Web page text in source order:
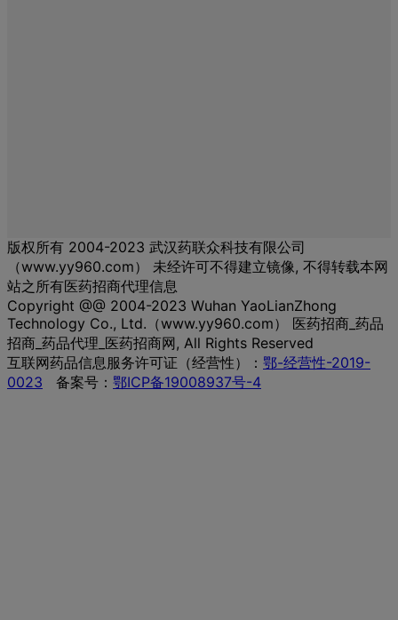
版权所有 2004-2023 武汉药联众科技有限公司
（www.yy960.com） 未经许可不得建立镜像, 不得转载本网
站之所有医药招商代理信息
Copyright @@ 2004-2023 Wuhan YaoLianZhong
Technology Co., Ltd.（www.yy960.com） 医药招商_药品
招商_药品代理_医药招商网, All Rights Reserved
互联网药品信息服务许可证（经营性）： 鄂-经营性-2019-
0023 备案号： 鄂ICP备19008937号-4